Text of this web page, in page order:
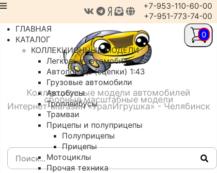
Коллекционные модели автомобилей
сборные масштабные модели
Интернет-магазин «УралИгрушка» - Челябинск
+7-953-110-60-00
+7-951-773-74-00
ГЛАВНАЯ
КАТАЛОГ
КОЛЛЕКЦИОННЫЕ МОДЕЛИ
Легковые автомобили
Автопоезда (сцепки) 1:43
Грузовые автомобили
Автобусы
Троллейбусы
Трамваи
Прицепы и полуприцепы
Полуприцепы
Прицепы
Мотоциклы
Прочая техника
0